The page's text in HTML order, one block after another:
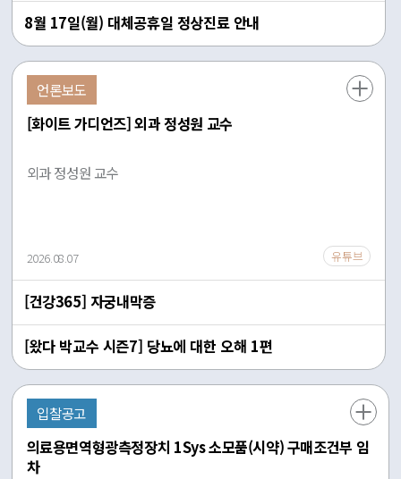
고 작은 불편도 세심하게 살펴줘 믿음이 갔다”, “퇴원 후 관리까
지 자세히 안내받아 불안감이 줄었다”는 긍정적인 의견을 남기며
부산백병원의 환자중심 진료를 높이 평가했다. 부산백병원의 또
다른 강점은 환자경험을 상시 관리하는 자체 시스템이다. 외부 전
문기관에 의존하지 않고 지난 2020년부터 자체 환자경험 조사
프로그램을 개발해 운영하고 있다. 입원환자뿐 아니라 외래와 응
급환자까지 연중 환자경험을 조사하고, 결과를 실시간으로 분석
과, 병동, 문항별로 세분화해 분석하며 고객의 소리(VOC)와 현장
라운딩 결과를 함께 검토한다. 단순히 점수를 확인하는 데 그치지
에서 지속적으로 작동한다는 점에서 의미가 있다. 환자의 작은 불
편도 놓치지 않고 개선사항을 신속하게 반영함으로써 환자가 체
감하는 의료서비스의 질을 꾸준히 높여가고 있다. 특히 부산백병
원은 백중앙의료원 산하 4개 백병원 가운데 환자경험 관리체계를
있다. 병원 간 상호 벤치마킹을 통해 각 병원의 특성에 맞는 개선
활동을 지원하며 백병원 전체의 환자경험 수준 향상에도 기여하
고 있다. 양재욱 병원장은 “이번 성과는 특정 부서의 노력만으로
만들어진 것이 아니라 모든 구성원이 ‘환자중심’을 넘어 ‘사람중
심’이라는 같은 방향을 바라보며 함께 만들어낸 결과”라며 “앞으
로도 평가점수에 머무르지 않고 환자가 의료진을 신뢰하고 치료
에 적극 참여할 수 있는 환경을 만드는 데 더욱 힘쓰겠다”라고 말
간단합니다 STEP 01 팔로우 일산백병원 공식 인스타그램
@ilsan_paik_official을 팔로우해 주세요. STEP 02 좋아요 &
댓글 이벤트 게시물에 좋아요를 누르고 일산백병원을 응원하는
댓글을 남겨주세요. 💬 STEP 03 네이버폼 작성 이벤트 게시물
의 QR코드 또는 안내된 네이버폼을 통해 참여 정보를 작성하고
제출하면 참여 완료! 네이버폼 작성 바로가기 → 🎁 이벤트 상세
안내 EVENT PERIOD 2026년 8월 4일(화) ~ 8월 25일(화)
개별 문자 안내 및 일산백병원 공식 인스타그램 게시 GIFT 메가
커피 아이스 아메리카노 모바일 쿠폰 총 100명 WHAT'S NEW?
트 & 캠페인 ☕️ 💙 시원한 커피도 받고, 일산백병원의 새로운 소
식도 만나보세요! 일산백병원의 새로운 소통 채널, 공식 인스타
그램의 첫 번째 팔로워가 되어주세요. 🙌 지금 바로 이벤트 참여
하기 → ※ 이벤트 참여 및 당첨 관련 자세한 사항은 공식 인스타
8월 17일(월) 대체공휴일 정상진료 안내
언론보도
[화이트 가디언즈] 외과 정성원 교수
외과 정성원 교수
2026.08.07 유튜브
[건강365] 자궁내막증
[왔다 박교수 시즌7] 당뇨에 대한 오해 1편
입찰공고
의료용면역형광측정장치 1Sys 소모품(시약) 구매조건부 임
차